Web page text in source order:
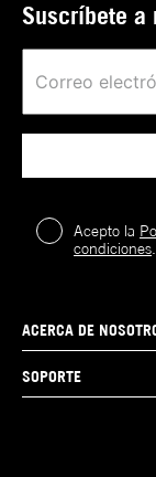
Suscríbete a
Acepto la
condiciones
ACERCA DE
SOPORTE